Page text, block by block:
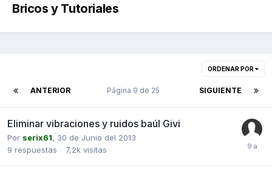
Bricos y Tutoriales
ORDENAR POR
ANTERIOR SIGUIENTE
Página 9 de 25
Eliminar vibraciones y ruidos baúl Givi
Por serix61, 30 de Junio del 2013
9 respuestas 7,2k visitas